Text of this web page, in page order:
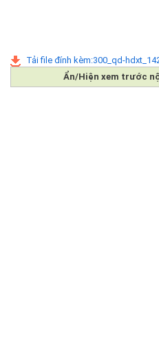
Tải file đính kèm:300_qd-
Ẩn/Hiện xem trước